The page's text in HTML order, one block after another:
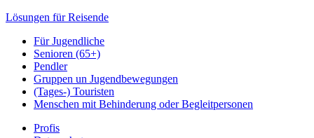
Lösungen für Reisende
Für Jugendliche
Senioren (65+)
Pendler
Gruppen un Jugendbewegungen
(Tages-) Touristen
Menschen mit Behinderung oder Begleitpersonen
Profis